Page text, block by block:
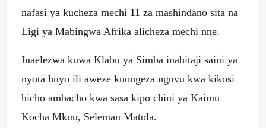
nafasi ya kucheza mechi 11 za mashindano sita na
Ligi ya Mabingwa Afrika alicheza mechi nne.
Inaelezwa kuwa Klabu ya Simba inahitaji saini ya
nyota huyo ili aweze kuongeza nguvu kwa kikosi
hicho ambacho kwa sasa kipo chini ya Kaimu
Kocha Mkuu, Seleman Matola.